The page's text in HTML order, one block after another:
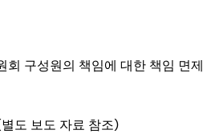
회 구성원의 책임에 대한 책임 면제
도 보도 자료 참조)